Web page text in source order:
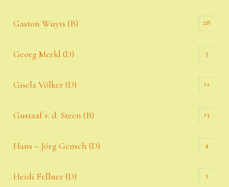
Gaston Wuyts (B) 28
Georg Merkl (D) 5
Gisela Völker (D) 11
Gustaaf v. d. Steen (B) 13
Hans – Jörg Gensch (D) 4
Heidi Fellner (D) 3